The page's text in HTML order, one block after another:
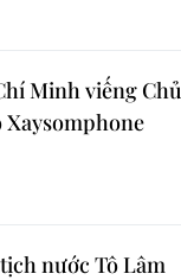
Minh viếng Chủ
nước Tô Lâm